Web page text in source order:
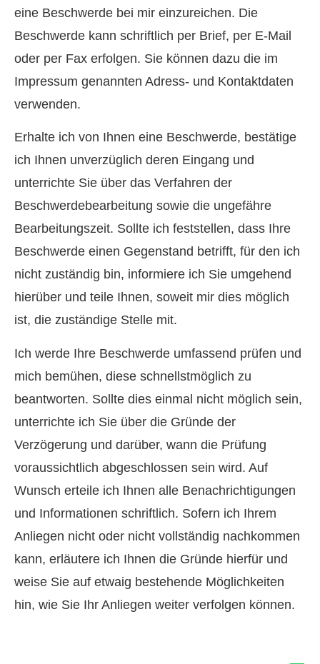
eine Beschwerde bei mir einzureichen. Die
Beschwerde kann schriftlich per Brief, per E-Mail
oder per Fax erfolgen. Sie können dazu die im
Impressum genannten Adress- und Kontaktdaten
verwenden.
Erhalte ich von Ihnen eine Beschwerde, bestätige
ich Ihnen unverzüglich deren Eingang und
unterrichte Sie über das Verfahren der
Beschwerdebearbeitung sowie die ungefähre
Bearbeitungszeit. Sollte ich feststellen, dass Ihre
Beschwerde einen Gegenstand betrifft, für den ich
nicht zuständig bin, informiere ich Sie umgehend
hierüber und teile Ihnen, soweit mir dies möglich
ist, die zuständige Stelle mit.
Ich werde Ihre Beschwerde umfassend prüfen und
mich bemühen, diese schnellstmöglich zu
beantworten. Sollte dies einmal nicht möglich sein,
unterrichte ich Sie über die Gründe der
Verzögerung und darüber, wann die Prüfung
voraussichtlich abgeschlossen sein wird. Auf
Wunsch erteile ich Ihnen alle Benachrichtigungen
und Informationen schriftlich. Sofern ich Ihrem
Anliegen nicht oder nicht vollständig nachkommen
kann, erläutere ich Ihnen die Gründe hierfür und
weise Sie auf etwaig bestehende Möglichkeiten
hin, wie Sie Ihr Anliegen weiter verfolgen können.